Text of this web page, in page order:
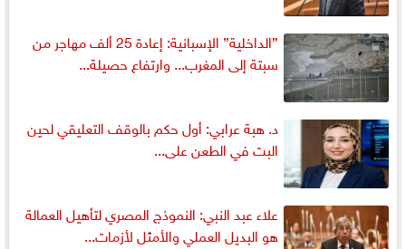
”الداخلية” الإسبانية: إعادة 25 ألف مهاجر من
سبتة إلى المغرب... وارتفاع حصيلة...
د. هبة عرابي: أول حكم بالوقف التعليقي لحين
البت في الطعن على...
علاء عبد النبي: النموذج المصري لتأهيل العمالة
هو البديل العملي والأمثل لأزمات...